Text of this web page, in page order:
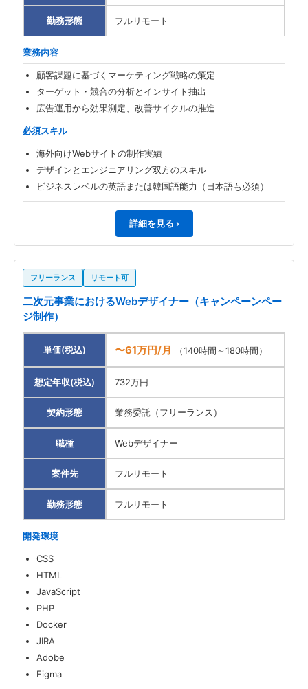
勤務形態 フルリモート
業務内容
顧客課題に基づくマーケティング戦略の策定
ターゲット・競合の分析とインサイト抽出
広告運用から効果測定、改善サイクルの推進
必須スキル
海外向けWebサイトの制作実績
デザインとエンジニアリング双方のスキル
ビジネスレベルの英語または韓国語能力（日本語も必須）
詳細を見る ›
フリーランス リモート可
二次元事業におけるWebデザイナー（キャンペーンペー
ジ制作）
単価(税込) 〜61万円/月 （140時間～180時間）
想定年収(税込) 732万円
契約形態 業務委託（フリーランス）
職種 Webデザイナー
案件先 フルリモート
勤務形態 フルリモート
開発環境
CSS
HTML
JavaScript
PHP
Docker
JIRA
Adobe
Figma